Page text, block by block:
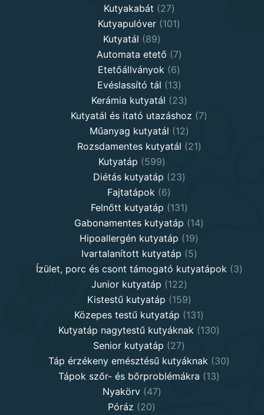
products
Kutyakabát 2727
products
Kutyapulóver 101101
Kutyatál 8989
products
Automata etető 77
products
Etetőállványok 66
products
Evéslassító tál 1313
products
Kerámia kutyatál 2323
products
Kutyatál és itató utazáshoz 77
Műanyag kutyatál 1212
products
Rozsdamentes kutyatál 2121
Kutyatáp 599599
products
Diétás kutyatáp 2323
Fajtatápok 66
products
Felnőtt kutyatáp 131131
products
Gabonamentes kutyatáp 1414
Hipoallergén kutyatáp 1919
products
Ivartalanított kutyatáp 55
products
Ízület, porc és csont támogató kutyatápok 33
Junior kutyatáp 122122
products
Kistestű kutyatáp 159159
products
Közepes testű kutyatáp 131131
products
Kutyatáp nagytestű kutyáknak 130130
Senior kutyatáp 2727
products
Táp érzékeny emésztésű kutyáknak 3030
Tápok szőr- és bőrproblémákra 1313
Nyakörv 4747
Póráz 2020